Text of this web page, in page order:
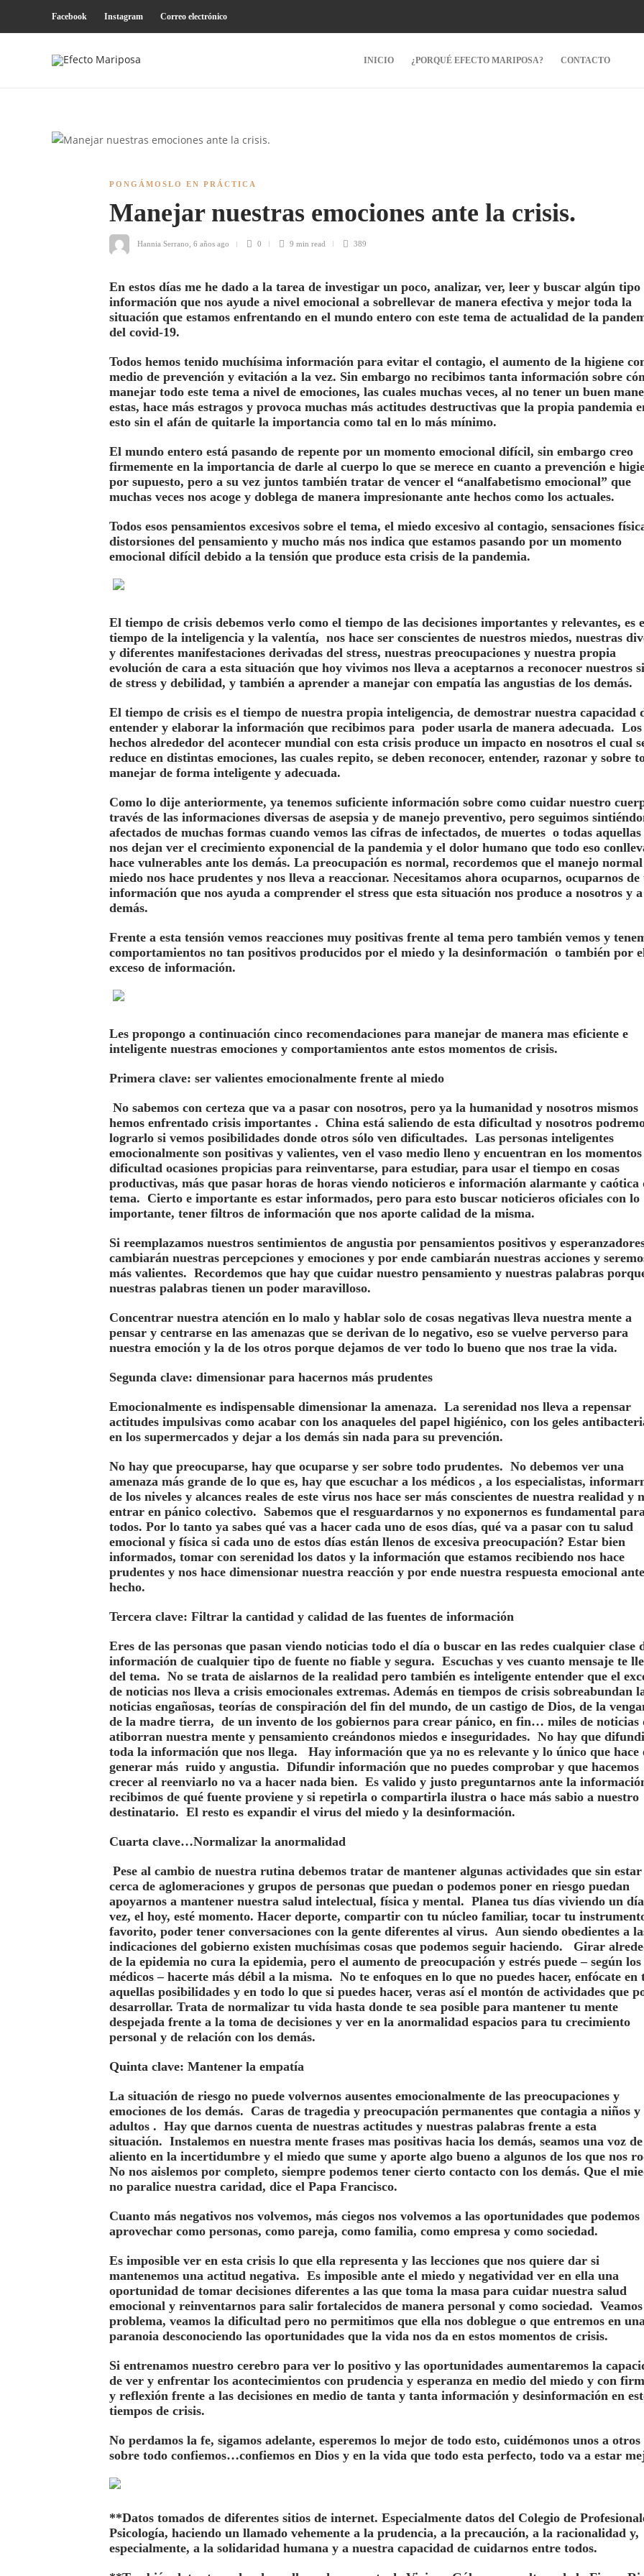
Facebook Instagram Correo electrónico
INICIO ¿PORQUÉ EFECTO MARIPOSA? CONTACTO
PONGÁMOSLO EN PRÁCTICA
Manejar nuestras emociones ante la crisis.
Hannia Serrano 6 años ago 0 9 min read 389
En estos días me he dado a la tarea de investigar un poco, analizar, ver, leer y buscar algún tipo
información que nos ayude a nivel emocional a sobrellevar de manera efectiva y mejor toda la
situación que estamos enfrentando en el mundo entero con este tema de actualidad de la
del covid-19.
Todos hemos tenido muchísima información para evitar el contagio, el aumento de la higiene
medio de prevención y evitación a la vez. Sin embargo no recibimos tanta información sobre
manejar todo este tema a nivel de emociones, las cuales muchas veces, al no tener un buen
estas, hace más estragos y provoca muchas más actitudes destructivas que la propia pandemia
esto sin el afán de quitarle la importancia como tal en lo más mínimo.
El mundo entero está pasando de repente por un momento emocional difícil, sin embargo creo
firmemente en la importancia de darle al cuerpo lo que se merece en cuanto a prevención e
por supuesto, pero a su vez juntos también tratar de vencer el “analfabetismo emocional” que
muchas veces nos acoge y doblega de manera impresionante ante hechos como los actuales.
Todos esos pensamientos excesivos sobre el tema, el miedo excesivo al contagio, sensaciones
distorsiones del pensamiento y mucho más nos indica que estamos pasando por un momento
emocional difícil debido a la tensión que produce esta crisis de la pandemia.
El tiempo de crisis debemos verlo como el tiempo de las decisiones importantes y relevantes, es
tiempo de la inteligencia y la valentía, nos hace ser conscientes de nuestros miedos, nuestras
y diferentes manifestaciones derivadas del stress, nuestras preocupaciones y nuestra propia
evolución de cara a esta situación que hoy vivimos nos lleva a aceptarnos a reconocer nuestros
de stress y debilidad, y también a aprender a manejar con empatía las angustias de los demás.
El tiempo de crisis es el tiempo de nuestra propia inteligencia, de demostrar nuestra capacidad
entender y elaborar la información que recibimos para poder usarla de manera adecuada. Los
hechos alrededor del acontecer mundial con esta crisis produce un impacto en nosotros el cual
reduce en distintas emociones, las cuales repito, se deben reconocer, entender, razonar y sobre
manejar de forma inteligente y adecuada.
Como lo dije anteriormente, ya tenemos suficiente información sobre como cuidar nuestro
través de las informaciones diversas de asepsia y de manejo preventivo, pero seguimos
afectados de muchas formas cuando vemos las cifras de infectados, de muertes o todas aquellas
nos dejan ver el crecimiento exponencial de la pandemia y el dolor humano que todo eso
hace vulnerables ante los demás. La preocupación es normal, recordemos que el manejo
miedo nos hace prudentes y nos lleva a reaccionar. Necesitamos ahora ocuparnos, ocuparnos de
información que nos ayuda a comprender el stress que esta situación nos produce a nosotros y
demás.
Frente a esta tensión vemos reacciones muy positivas frente al tema pero también vemos y
comportamientos no tan positivos producidos por el miedo y la desinformación o también por
exceso de información.
Les propongo a continuación cinco recomendaciones para manejar de manera mas eficiente e
inteligente nuestras emociones y comportamientos ante estos momentos de crisis.
Primera clave: ser valientes emocionalmente frente al miedo
No sabemos con certeza que va a pasar con nosotros, pero ya la humanidad y nosotros mismos
hemos enfrentado crisis importantes . China está saliendo de esta dificultad y nosotros
lograrlo si vemos posibilidades donde otros sólo ven dificultades. Las personas inteligentes
emocionalmente son positivas y valientes, ven el vaso medio lleno y encuentran en los momentos
dificultad ocasiones propicias para reinventarse, para estudiar, para usar el tiempo en cosas
productivas, más que pasar horas de horas viendo noticieros e información alarmante y caótica
tema. Cierto e importante es estar informados, pero para esto buscar noticieros oficiales con lo
importante, tener filtros de información que nos aporte calidad de la misma.
Si reemplazamos nuestros sentimientos de angustia por pensamientos positivos y
cambiarán nuestras percepciones y emociones y por ende cambiarán nuestras acciones y
más valientes. Recordemos que hay que cuidar nuestro pensamiento y nuestras palabras
nuestras palabras tienen un poder maravilloso.
Concentrar nuestra atención en lo malo y hablar solo de cosas negativas lleva nuestra mente a
pensar y centrarse en las amenazas que se derivan de lo negativo, eso se vuelve perverso para
nuestra emoción y la de los otros porque dejamos de ver todo lo bueno que nos trae la vida.
Segunda clave: dimensionar para hacernos más prudentes
Emocionalmente es indispensable dimensionar la amenaza. La serenidad nos lleva a repensar
actitudes impulsivas como acabar con los anaqueles del papel higiénico, con los geles
en los supermercados y dejar a los demás sin nada para su prevención.
No hay que preocuparse, hay que ocuparse y ser sobre todo prudentes. No debemos ver una
amenaza más grande de lo que es, hay que escuchar a los médicos , a los especialistas,
de los niveles y alcances reales de este virus nos hace ser más conscientes de nuestra realidad y
entrar en pánico colectivo. Sabemos que el resguardarnos y no exponernos es fundamental
todos. Por lo tanto ya sabes qué vas a hacer cada uno de esos días, qué va a pasar con tu salud
emocional y física si cada uno de estos días están llenos de excesiva preocupación? Estar bien
informados, tomar con serenidad los datos y la información que estamos recibiendo nos hace
prudentes y nos hace dimensionar nuestra reacción y por ende nuestra respuesta emocional
hecho.
Tercera clave: Filtrar la cantidad y calidad de las fuentes de información
Eres de las personas que pasan viendo noticias todo el día o buscar en las redes cualquier clase
información de cualquier tipo de fuente no fiable y segura. Escuchas y ves cuanto mensaje te
del tema. No se trata de aislarnos de la realidad pero también es inteligente entender que el
de noticias nos lleva a crisis emocionales extremas. Además en tiempos de crisis sobreabundan
noticias engañosas, teorías de conspiración del fin del mundo, de un castigo de Dios, de la
de la madre tierra, de un invento de los gobiernos para crear pánico, en fin… miles de noticias
atiborran nuestra mente y pensamiento creándonos miedos e inseguridades. No hay que
toda la información que nos llega. Hay información que ya no es relevante y lo único que hace
generar más ruido y angustia. Difundir información que no puedes comprobar y que hacemos
crecer al reenviarlo no va a hacer nada bien. Es valido y justo preguntarnos ante la
recibimos de qué fuente proviene y si repetirla o compartirla ilustra o hace más sabio a nuestro
destinatario. El resto es expandir el virus del miedo y la desinformación.
Cuarta clave…Normalizar la anormalidad
Pese al cambio de nuestra rutina debemos tratar de mantener algunas actividades que sin estar
cerca de aglomeraciones y grupos de personas que puedan o podemos poner en riesgo puedan
apoyarnos a mantener nuestra salud intelectual, física y mental. Planea tus días viviendo un
vez, el hoy, esté momento. Hacer deporte, compartir con tu núcleo familiar, tocar tu
favorito, poder tener conversaciones con la gente diferentes al virus. Aun siendo obedientes a
indicaciones del gobierno existen muchísimas cosas que podemos seguir haciendo. Girar
de la epidemia no cura la epidemia, pero el aumento de preocupación y estrés puede – según los
médicos – hacerte más débil a la misma. No te enfoques en lo que no puedes hacer, enfócate en
aquellas posibilidades y en todo lo que si puedes hacer, veras así el montón de actividades que
desarrollar. Trata de normalizar tu vida hasta donde te sea posible para mantener tu mente
despejada frente a la toma de decisiones y ver en la anormalidad espacios para tu crecimiento
personal y de relación con los demás.
Quinta clave: Mantener la empatía
La situación de riesgo no puede volvernos ausentes emocionalmente de las preocupaciones y
emociones de los demás. Caras de tragedia y preocupación permanentes que contagia a niños y
adultos . Hay que darnos cuenta de nuestras actitudes y nuestras palabras frente a esta
situación. Instalemos en nuestra mente frases mas positivas hacia los demás, seamos una voz de
aliento en la incertidumbre y el miedo que sume y aporte algo bueno a algunos de los que nos
No nos aislemos por completo, siempre podemos tener cierto contacto con los demás. Que el
no paralice nuestra caridad, dice el Papa Francisco.
Cuanto más negativos nos volvemos, más ciegos nos volvemos a las oportunidades que podemos
aprovechar como personas, como pareja, como familia, como empresa y como sociedad.
Es imposible ver en esta crisis lo que ella representa y las lecciones que nos quiere dar si
mantenemos una actitud negativa. Es imposible ante el miedo y negatividad ver en ella una
oportunidad de tomar decisiones diferentes a las que toma la masa para cuidar nuestra salud
emocional y reinventarnos para salir fortalecidos de manera personal y como sociedad.
problema, veamos la dificultad pero no permitimos que ella nos doblegue o que entremos en
paranoia desconociendo las oportunidades que la vida nos da en estos momentos de crisis.
Si entrenamos nuestro cerebro para ver lo positivo y las oportunidades aumentaremos la
de ver y enfrentar los acontecimientos con prudencia y esperanza en medio del miedo y con
y reflexión frente a las decisiones en medio de tanta y tanta información y desinformación en
tiempos de crisis.
No perdamos la fe, sigamos adelante, esperemos lo mejor de todo esto, cuidémonos unos a otros
sobre todo confiemos…confiemos en Dios y en la vida que todo esta perfecto, todo va a estar
**Datos tomados de diferentes sitios de internet. Especialmente datos del Colegio de
Psicología, haciendo un llamado vehemente a la prudencia, a la precaución, a la racionalidad y,
especialmente, a la solidaridad humana y a nuestra capacidad de cuidarnos entre todos.